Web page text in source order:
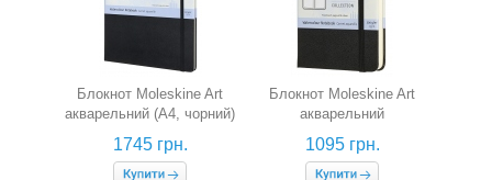
Блокнот Moleskine Art
акварельний (А4, чорний)
1745 грн.
Блокнот Moleskine Art
акварельний
(кишеньковий, чорний)
1095 грн.